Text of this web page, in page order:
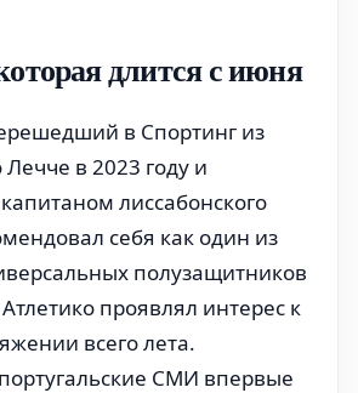
длится с июня
в Спортинг из
Лечче в 2023 году и
лиссабонского
себя как один из
полузащитников
проявлял интерес к
всего лета.
СМИ впервые